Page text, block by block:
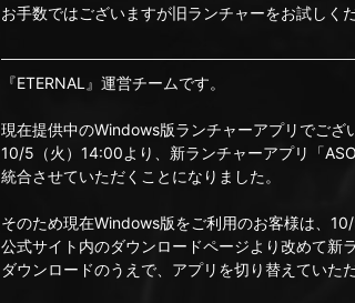
お手数ではございますが旧ランチャーをお試しく
『ETERNAL』運営チームです。
現在提供中のWindows版ランチャーアプリでござ
10/5（火）14:00より、新ランチャーアプリ「
統合させていただくことになりました。
そのため現在Windows版をご利用のお客様は、10/
公式サイト内のダウンロードページより改めて新
ダウンロードのうえで、アプリを切り替えていた